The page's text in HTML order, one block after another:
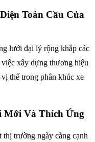
Toàn Cầu Của
lưới đại lý rộng khắp các
xây dựng thương hiệu
thế trong phân khúc xe
Mới Và Thích Ứng
trường ngày càng cạnh